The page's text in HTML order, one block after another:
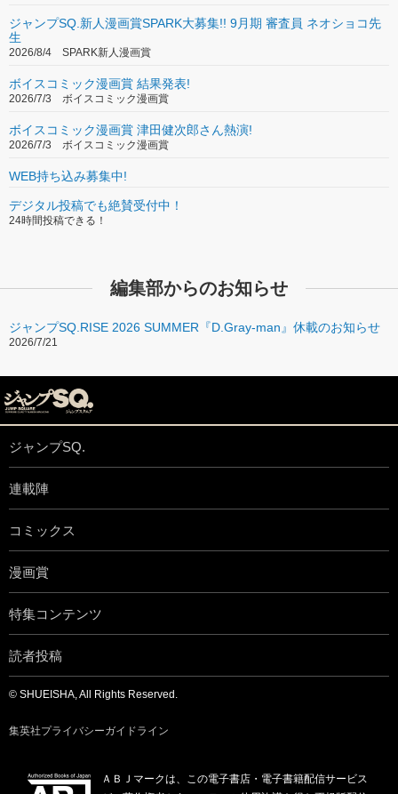
ジャンプSQ.新人漫画賞SPARK大募集!! 9月期 審査員 ネオショコ先
生
2026/8/4 SPARK新人漫画賞
ボイスコミック漫画賞 結果発表!
2026/7/3 ボイスコミック漫画賞
ボイスコミック漫画賞 津田健次郎さん熱演!
2026/7/3 ボイスコミック漫画賞
WEB持ち込み募集中!
デジタル投稿でも絶賛受付中！
24時間投稿できる！
編集部からのお知らせ
ジャンプSQ.RISE 2026 SUMMER『D.Gray-man』休載のお知らせ
2026/7/21
ジャンプSQ.
連載陣
コミックス
漫画賞
特集コンテンツ
読者投稿
© SHUEISHA, All Rights Reserved.
集英社プライバシーガイドライン
ＡＢＪマークは、この電子書店・電子書籍配信サービス